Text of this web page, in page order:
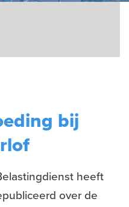
bij
heeft
over de